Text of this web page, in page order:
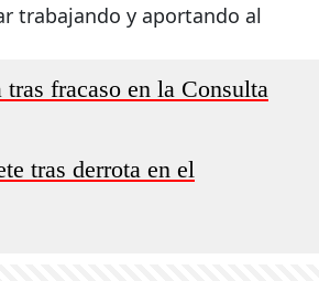
trabajando y aportando al
fracaso en la Consulta
tras derrota en el